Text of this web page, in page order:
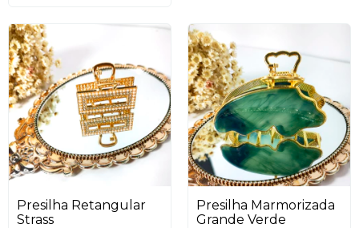
Presilha Retangular
Strass
Presilha Marmorizada
Grande Verde